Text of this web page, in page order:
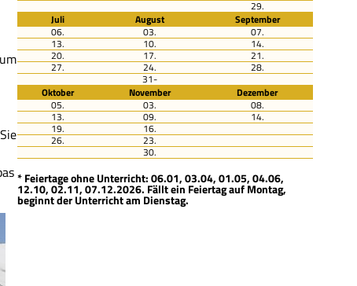
29.
Juli
August
September
06.
03. 07.
13. 10. 14.
20. 17. 21.
27. 24. 28.
31-
Oktober
November
Dezember
05.
03. 08.
13. 09. 14.
19. 16.
26. 23.
30.
* Feiertage ohne Unterricht: 06.01, 03.04, 01.05, 04.06,
12.10, 02.11, 07.12.2026. Fällt ein Feiertag auf Montag,
beginnt der Unterricht am Dienstag.